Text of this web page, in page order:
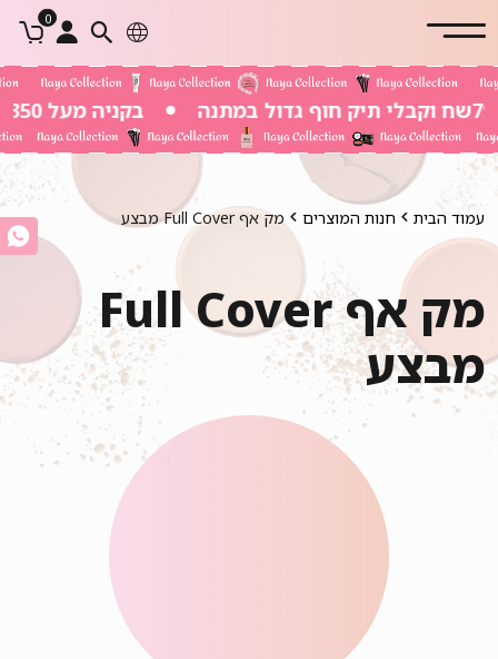
0
בקניה מעל 350 שח משלוח חינם
עמוד הבית חנות המוצרים מק אף Full Cover מבצע
מק אף Full Cover
מבצע